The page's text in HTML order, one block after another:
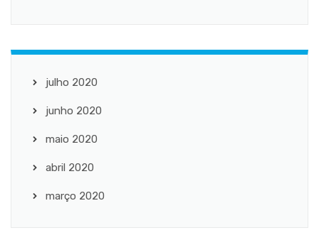
julho 2020
junho 2020
maio 2020
abril 2020
março 2020